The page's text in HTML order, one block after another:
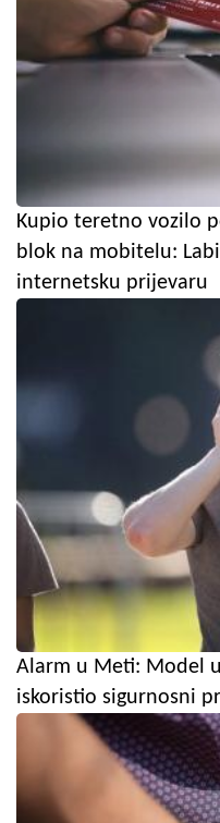
Kupio teretno vozilo
blok na mobitelu:
internetsku prijevaru
Alarm u Meti: Model
iskoristio sigurnosni